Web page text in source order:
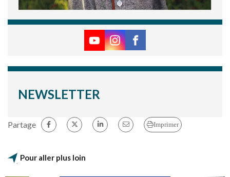
NEWSLETTER
Partage Imprimer
Pour aller plus loin